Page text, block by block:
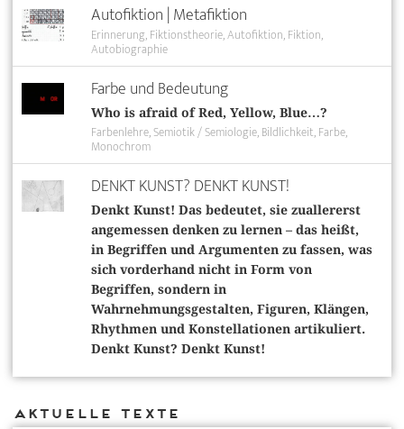
Autofiktion | Metafiktion
Erinnerung Fiktionstheorie Autofiktion Fiktion
Autobiographie
Farbe und Bedeutung
Who is afraid of Red, Yellow, Blue…?
Farbenlehre Semiotik / Semiologie Bildlichkeit Farbe
Monochrom
DENKT KUNST? DENKT KUNST!
Denkt Kunst! Das bedeutet, sie zuallererst
angemessen denken zu lernen – das heißt,
in Begriffen und Argumenten zu fassen, was
sich vorderhand nicht in Form von
Begriffen, sondern in
Wahrnehmungsgestalten, Figuren, Klängen,
Rhythmen und Konstellationen artikuliert.
Denkt Kunst? Denkt Kunst!
Aktuelle Texte